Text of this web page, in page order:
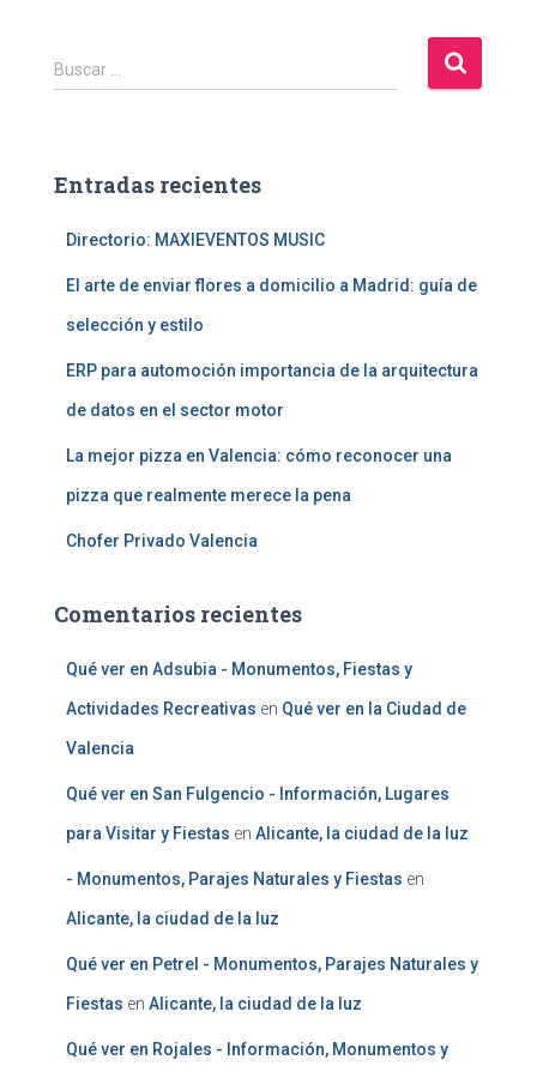
B
u
r
Buscar …
Entradas recientes
Directorio: MAXIEVENTOS MUSIC
El arte de enviar flores a domicilio a Madrid: guía de
selección y estilo
ERP para automoción importancia de la arquitectura
de datos en el sector motor
La mejor pizza en Valencia: cómo reconocer una
pizza que realmente merece la pena
Chofer Privado Valencia
Comentarios recientes
Qué ver en Adsubia - Monumentos, Fiestas y
Actividades Recreativas en Qué ver en la Ciudad de
Valencia
Qué ver en San Fulgencio - Información, Lugares
para Visitar y Fiestas en Alicante, la ciudad de la luz
- Monumentos, Parajes Naturales y Fiestas en
Alicante, la ciudad de la luz
Qué ver en Petrel - Monumentos, Parajes Naturales y
Fiestas en Alicante, la ciudad de la luz
Qué ver en Rojales - Información, Monumentos y